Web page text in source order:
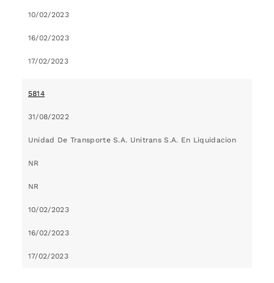
10/02/2023
16/02/2023
17/02/2023
5814
31/08/2022
Unidad De Transporte S.A. Unitrans S.A. En Liquidacion
NR
NR
10/02/2023
16/02/2023
17/02/2023